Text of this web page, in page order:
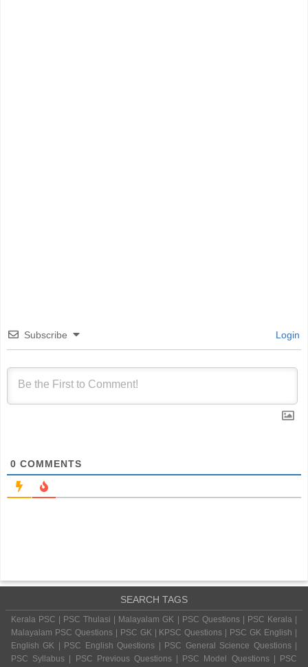
Subscribe Login
0 COMMENTS
SEARCH TAGS
Kerala PSC | PSC Thulasi | Malayalam GK | PSC Questions | PSC Kerala |
Malayalam PSC Questions | PSC GK | KPSC Questions | PSC GK English |
English GK | PSC English Questions | PSC General Science Questions |
PSC Syllabus | PSC Previous Questions | PSC Model Questions | PSC